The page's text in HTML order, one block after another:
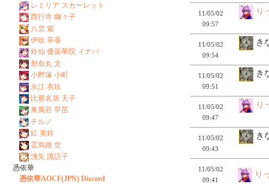
11/05/02
09:57
り
11/05/02
09:54
き
11/05/02
09:51
き
11/05/02
09:47
り
11/05/02
09:43
き
11/05/02
09:41
り
レミリア スカーレット
西行寺 幽々子
八雲 紫
伊吹 萃香
鈴仙 優曇華院 イナバ
射命丸 文
小野塚 小町
永江 衣玖
比那名居 天子
東風谷 早苗
チルノ
紅 美鈴
霊烏路 空
洩矢 諏訪子
憑依華
憑依華AOCF(JPN) Discord